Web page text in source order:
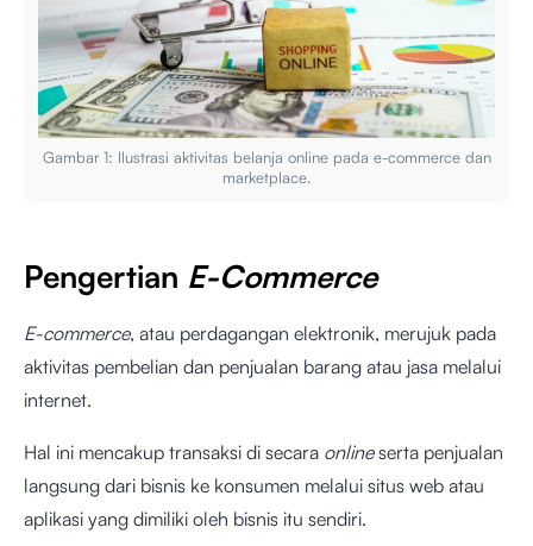
Gambar 1: Ilustrasi aktivitas belanja online pada e-commerce dan
marketplace.
Pengertian E-Commerce
E-commerce, atau perdagangan elektronik, merujuk pada
aktivitas pembelian dan penjualan barang atau jasa melalui
internet.
Hal ini mencakup transaksi di secara onlineserta penjualan
langsung dari bisnis ke konsumen melalui situs web atau
aplikasi yang dimiliki oleh bisnis itu sendiri.